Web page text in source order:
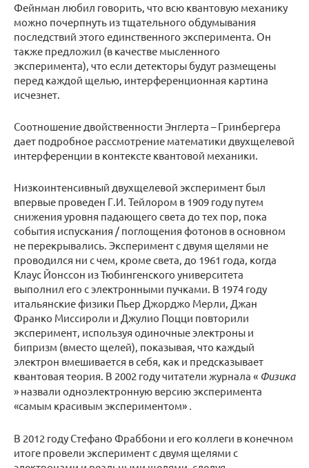
Фейнман любил говорить, что всю квантовую механику
можно почерпнуть из тщательного обдумывания
последствий этого единственного эксперимента. Он
также предложил (в качестве мысленного
эксперимента), что если детекторы будут размещены
перед каждой щелью, интерференционная картина
исчезнет.
Соотношение двойственности Энглерта – Гринбергера
дает подробное рассмотрение математики двухщелевой
интерференции в контексте квантовой механики.
Низкоинтенсивный двухщелевой эксперимент был
впервые проведен Г.И. Тейлором в 1909 году путем
снижения уровня падающего света до тех пор, пока
события испускания / поглощения фотонов в основном
не перекрывались. Эксперимент с двумя щелями не
проводился ни с чем, кроме света, до 1961 года, когда
Клаус Йонссон из Тюбингенского университета
выполнил его с электронными пучками. В 1974 году
итальянские физики Пьер Джорджо Мерли, Джан
Франко Миссироли и Джулио Поцци повторили
эксперимент, используя одиночные электроны и
бипризм (вместо щелей), показывая, что каждый
электрон вмешивается в себя, как и предсказывает
квантовая теория. В 2002 году читатели журнала « Физика
» назвали одноэлектронную версию эксперимента
«самым красивым экспериментом» .
В 2012 году Стефано Фраббони и его коллеги в конечном
итоге провели эксперимент с двумя щелями с